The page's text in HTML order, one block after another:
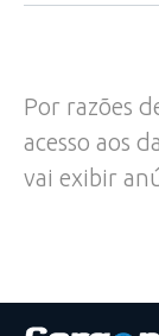
Por razões
acesso aos
vai exibir